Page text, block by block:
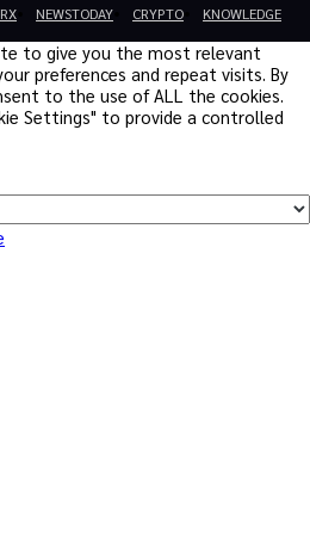
NEWSTODAY CRYPTO KNOWLEDGE
to give you the most relevant
preferences and repeat visits. By
to the use of ALL the cookies.
Settings" to provide a controlled